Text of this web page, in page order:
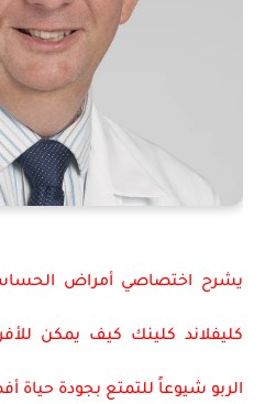
يشرح اختصاصي أمراض
كليفلاند كلينك كيف يمكن
الربو شيوعاً للتمتع بجودة حياة